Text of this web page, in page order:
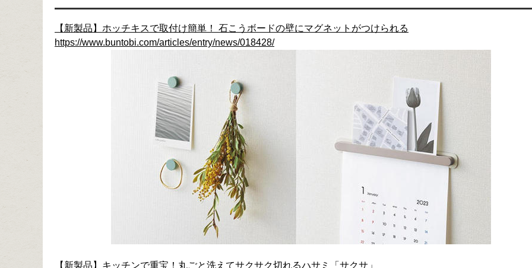
【新製品】ホッチキスで取付け簡単！ 石こうボードの壁にマグネットがつけられる
https://www.buntobi.com/articles/entry/news/018428/
【新製品】キッチンで重宝！丸ごと洗えてサクサク切れるハサミ「サクサ」